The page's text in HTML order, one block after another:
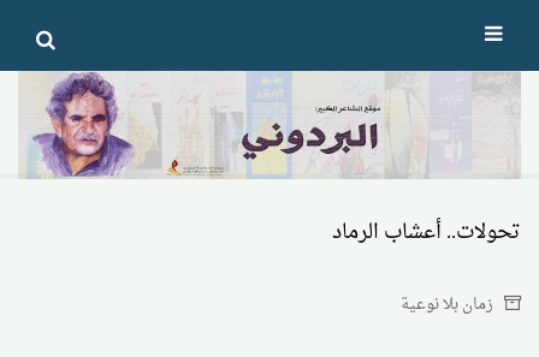
Skip
to
content
تحولات.. أعشاب الرماد
زمان بلا نوعية